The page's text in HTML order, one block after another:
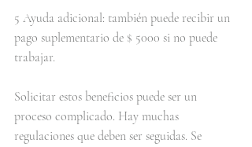
5 Ayuda adicional: también puede recibir un
pago suplementario de $ 5000 si no puede
trabajar.
Solicitar estos beneficios puede ser un
proceso complicado. Hay muchas
regulaciones que deben ser seguidas. Se